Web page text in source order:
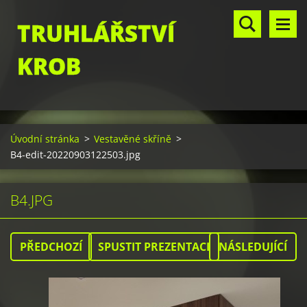
TRUHLÁŘSTVÍ
KROB
Úvodní stránka > Vestavěné skříně >
B4-edit-20220903122503.jpg
B4.JPG
PŘEDCHOZÍ SPUSTIT PREZENTACI NÁSLEDUJÍCÍ